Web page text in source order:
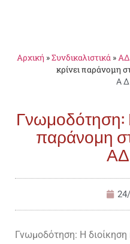
Αρχική »Συνδικαλιστικά»
κρίνει παράνομη
Γνωμοδότηση:
παράνομη
Γνωμοδότηση: Η διοίκηση